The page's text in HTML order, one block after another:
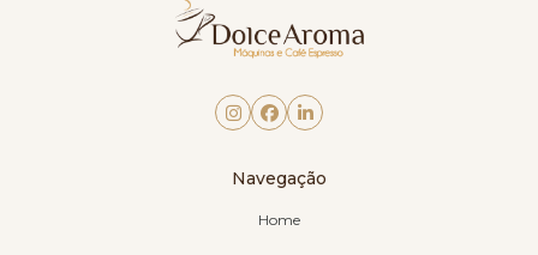
Navegação
Home